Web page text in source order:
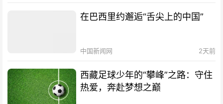
在巴西里约邂逅“舌尖上的中国”
中国新闻网 2天前
西藏足球少年的“攀峰”之路：守住
热爱，奔赴梦想之巅